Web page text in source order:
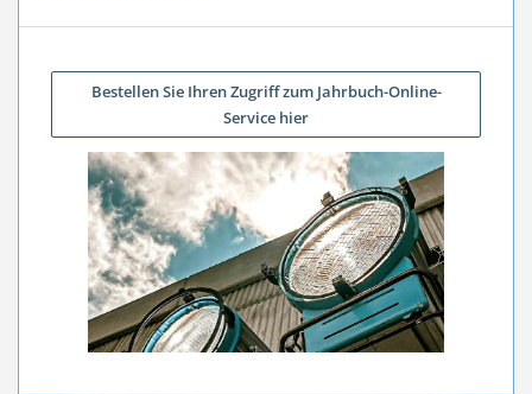
Bestellen Sie Ihren Zugriff zum Jahrbuch-Online-
Service hier